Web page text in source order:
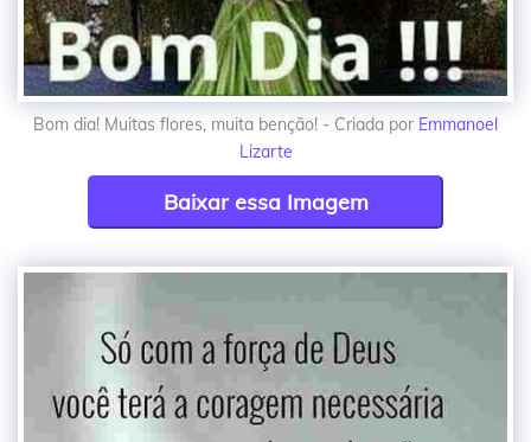
Bom dia! Muitas flores, muita benção! - Criada por Emmanoel
Lizarte
Baixar essa Imagem